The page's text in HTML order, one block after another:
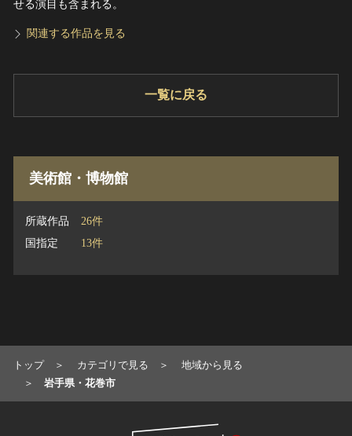
せる演目も含まれる。
関連する作品を見る
一覧に戻る
美術館・博物館
所蔵作品
26件
国指定
13件
トップ カテゴリで見る
地域から見る
岩手県・花巻市